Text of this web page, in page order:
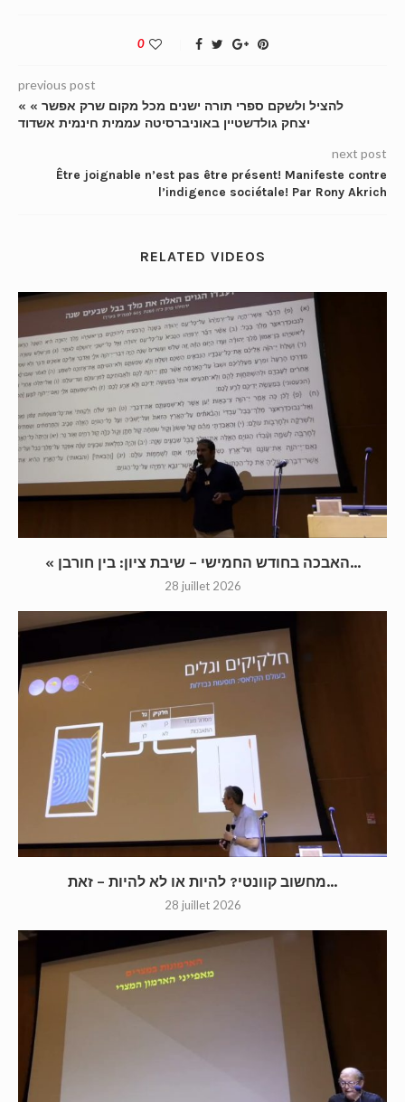
0
previous post
« להציל ולשקם ספרי תורה ישנים מכל מקום שרק אפשר »
יצחק גולדשטיין באוניברסיטה עממית חינמית אשדוד
next post
Être joignable n’est pas être présent! Manifeste contre
l’indigence sociétale! Par Rony Akrich
RELATED VIDEOS
« האבכה בחודש החמישי – שיבת ציון: בין חורבן...
28 juillet 2026
מחשוב קוונטי? להיות או לא להיות – זאת...
28 juillet 2026